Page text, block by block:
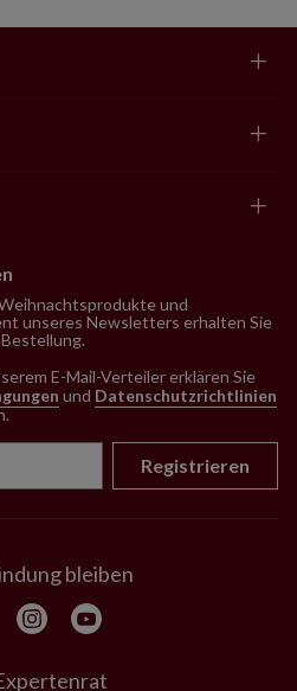
und
unseres Newsletters erhalten Sie
E-Mail-Verteiler erklären Sie
und Datenschutzrichtlinien
.
Registrieren
bleiben